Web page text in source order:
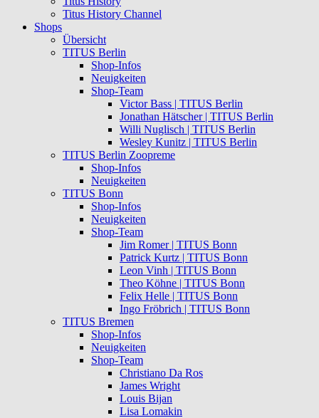
Titus History Channel
Shops
Übersicht
TITUS Berlin
Shop-Infos
Neuigkeiten
Shop-Team
Victor Bass | TITUS Berlin
Jonathan Hätscher | TITUS Berlin
Willi Nuglisch | TITUS Berlin
Wesley Kunitz | TITUS Berlin
TITUS Berlin Zoopreme
Shop-Infos
Neuigkeiten
TITUS Bonn
Shop-Infos
Neuigkeiten
Shop-Team
Jim Romer | TITUS Bonn
Patrick Kurtz | TITUS Bonn
Leon Vinh | TITUS Bonn
Theo Köhne | TITUS Bonn
Felix Helle | TITUS Bonn
Ingo Fröbrich | TITUS Bonn
TITUS Bremen
Shop-Infos
Neuigkeiten
Shop-Team
Christiano Da Ros
James Wright
Louis Bijan
Lisa Lomakin